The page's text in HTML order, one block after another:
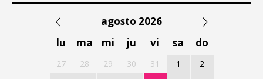
agosto 2026
lu
ma mi ju vi sa do
27 28 29 30 31 1
2